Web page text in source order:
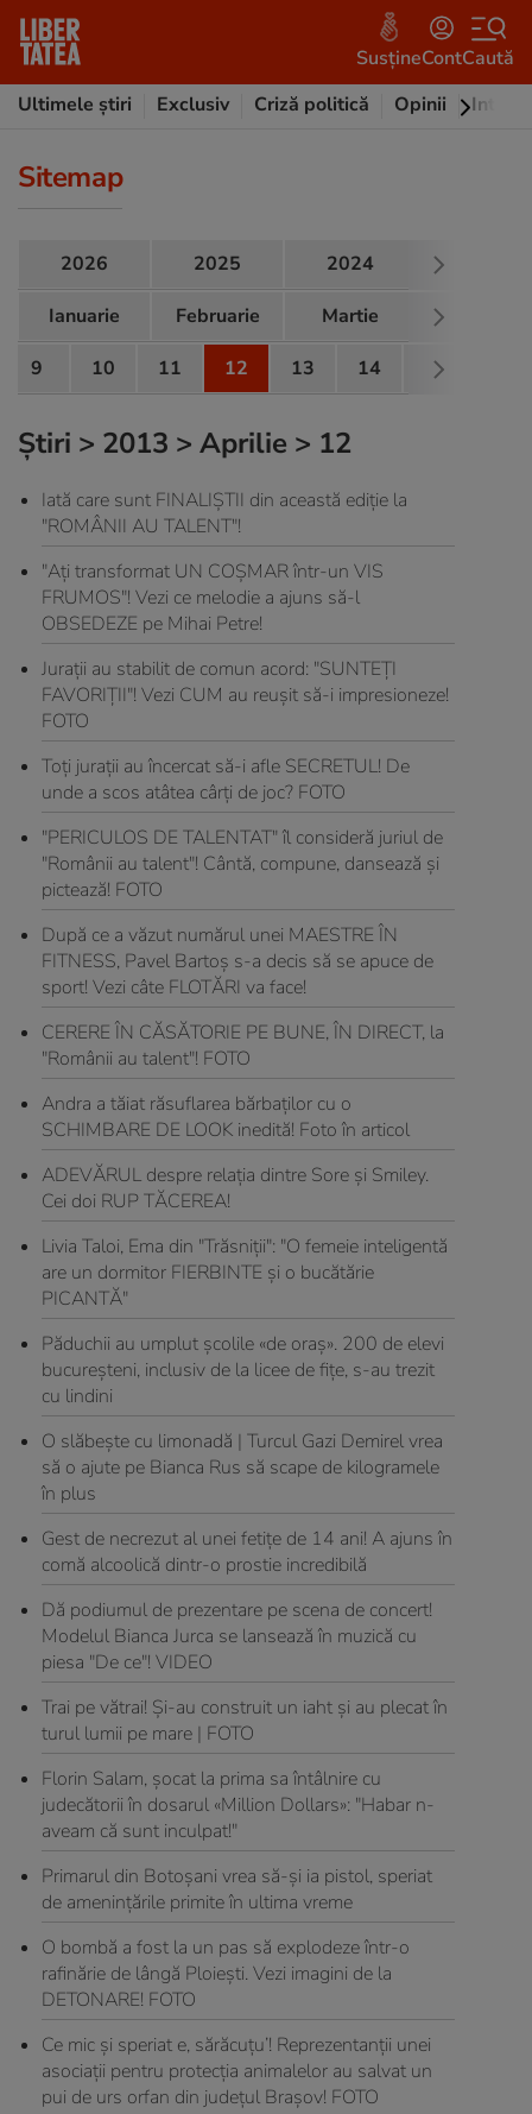
SusțineContCaută
Ultimele știri
Exclusiv Criză politică Opinii
Sitemap
2026 2025 2024
Ianuarie
Februarie Martie
9
10 11 12 13 14 15
Știri > 2013 > Aprilie > 12
Iată care sunt FINALIŞTII din această ediţie la
"ROMÂNII AU TALENT"!
"Aţi transformat UN COŞMAR într-un VIS
FRUMOS"! Vezi ce melodie a ajuns să-l
OBSEDEZE pe Mihai Petre!
Juraţii au stabilit de comun acord: "SUNTEŢI
FAVORIŢII"! Vezi CUM au reuşit să-i impresioneze!
FOTO
Toţi juraţii au încercat să-i afle SECRETUL! De
unde a scos atâtea cârţi de joc? FOTO
"PERICULOS DE TALENTAT" îl consideră juriul de
"Românii au talent"! Cântă, compune, dansează şi
pictează! FOTO
După ce a văzut numărul unei MAESTRE ÎN
FITNESS, Pavel Bartoş s-a decis să se apuce de
sport! Vezi câte FLOTĂRI va face!
CERERE ÎN CĂSĂTORIE PE BUNE, ÎN DIRECT, la
"Românii au talent"! FOTO
Andra a tăiat răsuflarea bărbaţilor cu o
SCHIMBARE DE LOOK inedită! Foto în articol
ADEVĂRUL despre relaţia dintre Sore şi Smiley.
Cei doi RUP TĂCEREA!
Livia Taloi, Ema din "Trăsniţii": "O femeie inteligentă
are un dormitor FIERBINTE şi o bucătărie
PICANTĂ"
Păduchii au umplut şcolile «de oraş». 200 de elevi
bucureşteni, inclusiv de la licee de fiţe, s-au trezit
cu lindini
O slăbeşte cu limonadă | Turcul Gazi Demirel vrea
să o ajute pe Bianca Rus să scape de kilogramele
în plus
Gest de necrezut al unei fetițe de 14 ani! A ajuns în
comă alcoolică dintr-o prostie incredibilă
Dă podiumul de prezentare pe scena de concert!
Modelul Bianca Jurca se lansează în muzică cu
piesa "De ce"! VIDEO
Trai pe vătrai! Şi-au construit un iaht şi au plecat în
turul lumii pe mare | FOTO
Florin Salam, şocat la prima sa întâlnire cu
judecătorii în dosarul «Million Dollars»: "Habar n-
aveam că sunt inculpat!"
Primarul din Botoşani vrea să-şi ia pistol, speriat
de ameninţările primite în ultima vreme
O bombă a fost la un pas să explodeze într-o
rafinărie de lângă Ploiești. Vezi imagini de la
DETONARE! FOTO
Ce mic şi speriat e, sărăcuţu’! Reprezentanţii unei
asociaţii pentru protecţia animalelor au salvat un
pui de urs orfan din judeţul Braşov! FOTO